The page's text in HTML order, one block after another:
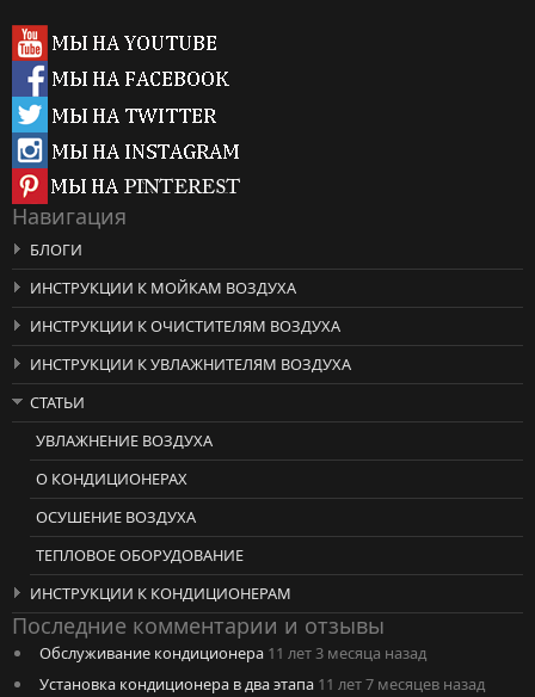
Навигация
БЛОГИ
ИНСТРУКЦИИ К МОЙКАМ ВОЗДУХА
ИНСТРУКЦИИ К ОЧИСТИТЕЛЯМ ВОЗДУХА
ИНСТРУКЦИИ К УВЛАЖНИТЕЛЯМ ВОЗДУХА
СТАТЬИ
УВЛАЖНЕНИЕ ВОЗДУХА
О КОНДИЦИОНЕРАХ
ОСУШЕНИЕ ВОЗДУХА
ТЕПЛОВОЕ ОБОРУДОВАНИЕ
ИНСТРУКЦИИ К КОНДИЦИОНЕРАМ
Последние комментарии и отзывы
Обслуживание кондиционера 11 лет 3 месяца назад
Установка кондиционера в два этапа 11 лет 7 месяцев назад